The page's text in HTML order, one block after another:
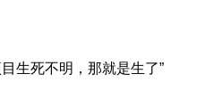
生死不明，那就是生了”